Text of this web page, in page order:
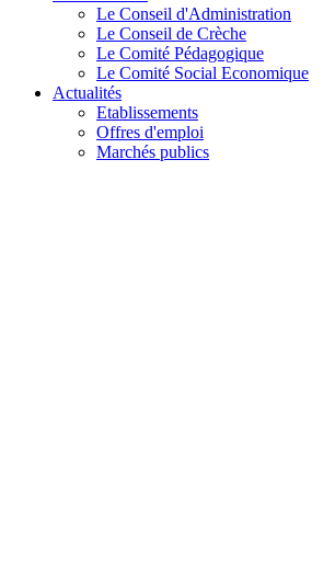
Le Conseil d'Administration
Le Conseil de Crèche
Le Comité Pédagogique
Le Comité Social Economique
Actualités
Etablissements
Offres d'emploi
Marchés publics